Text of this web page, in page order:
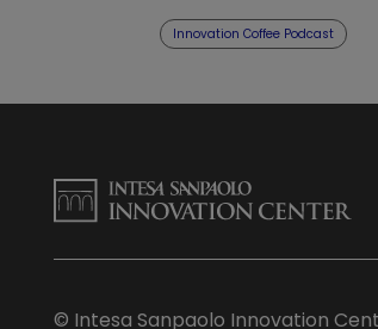
Podcast
Innovation Coffee Podcast
© Intesa Sanpaolo Innovation